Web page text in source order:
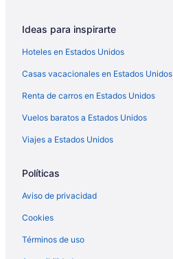
Ideas para inspirarte
Hoteles en Estados Unidos
Casas vacacionales en Estados Unidos
Renta de carros en Estados Unidos
Vuelos baratos a Estados Unidos
Viajes a Estados Unidos
Políticas
Aviso de privacidad
Cookies
Términos de uso